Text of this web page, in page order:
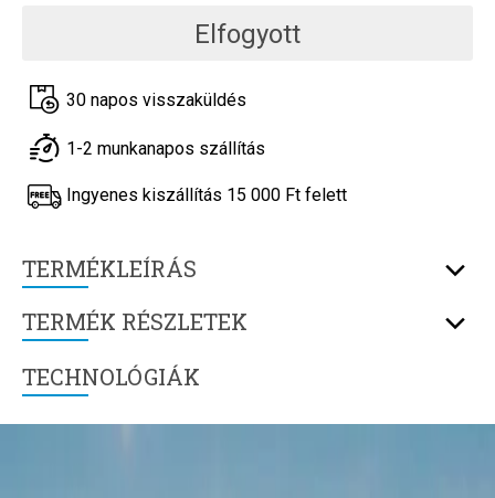
TERMÉKLEÍRÁS
TERMÉK RÉSZLETEK
TECHNOLÓGIÁK
Elfogyott
30 napos visszaküldés
1-2 munkanapos szállítás
Ingyenes kiszállítás 15 000 Ft felett